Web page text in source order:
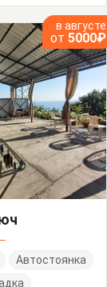
в августе
от 5000₽
Автостоянка